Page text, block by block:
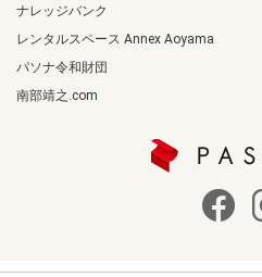
ナレッジバンク
レンタルスペース Annex Aoyama
パソナ令和財団
南部靖之.com